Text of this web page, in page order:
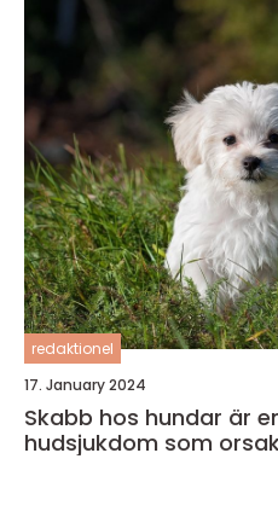
redaktionel
17. January 2024
Skabb hos hundar är
hudsjukdom som